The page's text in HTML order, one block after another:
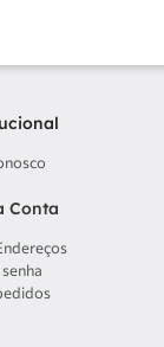
Conta